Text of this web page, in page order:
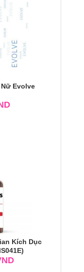
Evolve
Kích Dục